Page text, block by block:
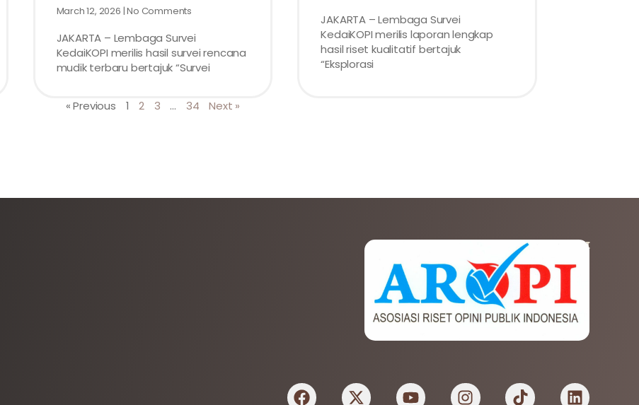
March 12, 2026 No Comments
JAKARTA – Lembaga Survei
KedaiKOPI merilis hasil survei rencana
mudik terbaru bertajuk “Survei
JAKARTA – Lembaga Survei
KedaiKOPI merilis laporan lengkap
hasil riset kualitatif bertajuk
“Eksplorasi
« Previous 1 2 3 … 34 Next »
AFILIASI